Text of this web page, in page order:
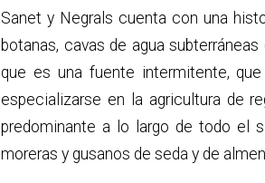
Sanet y Negrals cuenta con una
botanas, cavas de agua
que es una fuente intermitente,
especializarse en la agricultura de
predominante a lo largo de todo el
moreras y gusanos de seda y de